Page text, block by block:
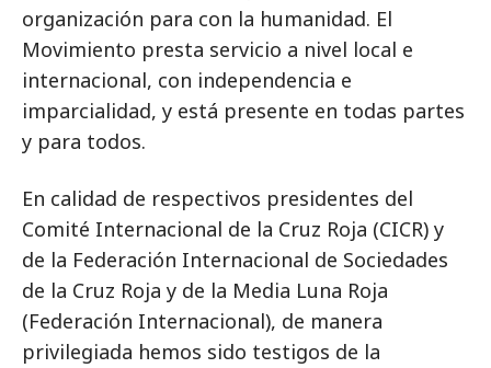
organización para con la humanidad. El
Movimiento presta servicio a nivel local e
internacional, con independencia e
imparcialidad, y está presente en todas partes
y para todos.
En calidad de respectivos presidentes del
Comité Internacional de la Cruz Roja (CICR) y
de la Federación Internacional de Sociedades
de la Cruz Roja y de la Media Luna Roja
(Federación Internacional), de manera
privilegiada hemos sido testigos de la